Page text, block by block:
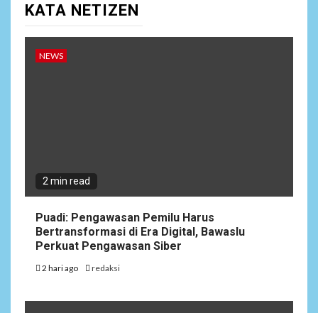
KATA NETIZEN
NEWS
2 min read
Puadi: Pengawasan Pemilu Harus
Bertransformasi di Era Digital, Bawaslu
Perkuat Pengawasan Siber
2 hari ago redaksi